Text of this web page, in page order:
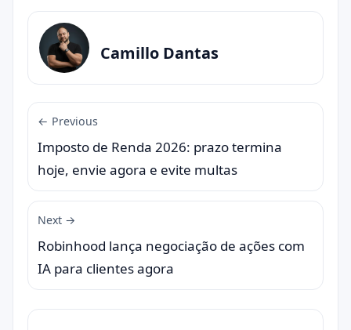
Camillo Dantas
← Previous
Imposto de Renda 2026: prazo termina
hoje, envie agora e evite multas
Next →
Robinhood lança negociação de ações com
IA para clientes agora